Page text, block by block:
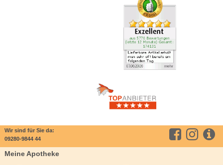
Wir sind für Sie da:
09280-9844 44
Meine Apotheke